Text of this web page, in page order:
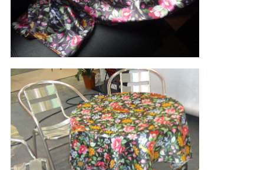
COMPANY
NEWS
地
図
プ
ラ